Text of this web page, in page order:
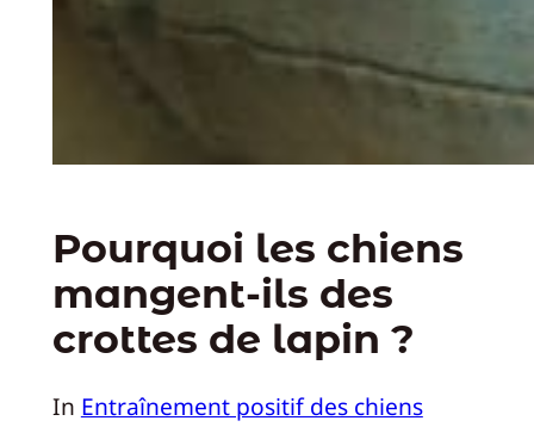
Pourquoi les chiens
mangent-ils des
crottes de lapin ?
In Entraînement positif des chiens